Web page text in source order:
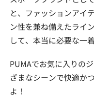
と、ファッションアイ
ン性を兼ね備えたライ
して、本当に必要な一
PUMAでお気に入りの
ざまなシーンで快適か
よ！